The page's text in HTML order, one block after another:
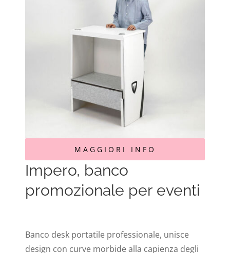
MAGGIORI INFO
Impero, banco
promozionale per eventi
Banco desk portatile professionale, unisce
design con curve morbide alla capienza degli